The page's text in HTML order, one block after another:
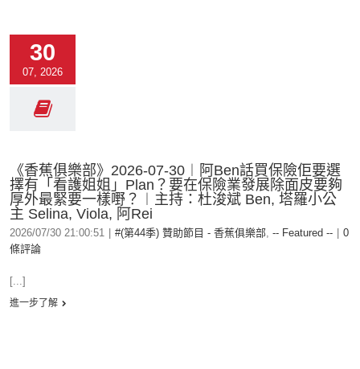
30
07, 2026
《香蕉俱樂部》2026-07-30︱阿Ben話買保險佢要選
擇有「看護姐姐」Plan？要在保險業發展除面皮要夠
厚外最緊要一樣嘢？︱主持：杜浚斌 Ben, 塔羅小公
主 Selina, Viola, 阿Rei
2026/07/30 21:00:51 #(第44季) 贊助節目 - 香蕉俱樂部, -- Featured --
0
條評論
[...]
進一步了解